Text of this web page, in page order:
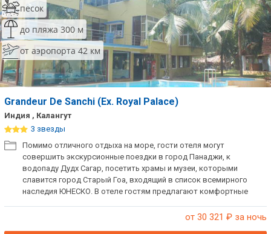
песок
до пляжа 300 м
от аэропорта 42 км
Grandeur De Sanchi (Ex. Royal Palace)
Индия , Калангут
3 звезды
Помимо отличного отдыха на море, гости отеля могут
совершить экскурсионные поездки в город Панаджи, к
водопаду Дудх Сагар, посетить храмы и музеи, которыми
славится город Старый Гоа, входящий в список всемирного
наследия ЮНЕСКО. В отеле гостям предлагают комфортные
от 30 321 ₽ за ночь